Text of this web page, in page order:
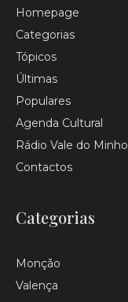
Homepage
Categorias
Tópicos
Últimas
Populares
Agenda Cultural
Rádio Vale do Minho
Contactos
Categorias
Monção
Valença